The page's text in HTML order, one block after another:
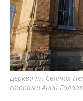
Церква ім. Святих
сторінки Анни